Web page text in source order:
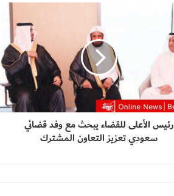
رئيس الأعلى للقضاء يبحث مع وفد قضائي
سعودي تعزيز التعاون المشترك